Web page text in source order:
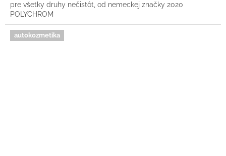
pre všetky druhy nečistôt, od nemeckej značky 2020
POLYCHROM
autokozmetika